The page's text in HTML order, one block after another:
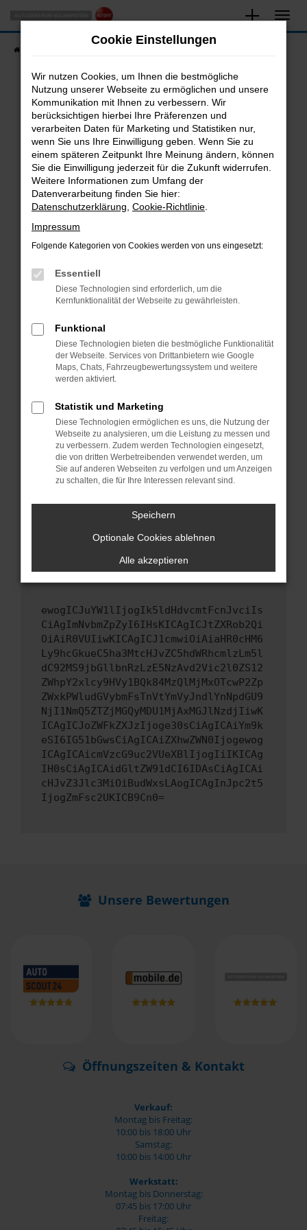
Zum
Hauptinhalt
springen
Fahrzeugsuche
Fehler: Network Error
Beim Laden ist ein Fehler aufgetreten.
Hier sind ein paar Tipps, die dir helfen können:
Überprüfe deine Firewall und deine
Internetverbindung.
Laden andere Webseiten, zum Beispiel deine
Suchmaschine?
Prüfe deine Browsererweiterungen.
können das Laden bestimmter Seiten
verhindern. Funktioniert die Seite in einem
anderen Browser oder in einem privaten
Starte dein Gerät neu.
Das kann manchmal helfen, vorübergehende
Probleme zu beheben.
Betriebssystem auf dem neuesten Stand
sind.
Veraltete Software birgt nicht nur ein
Sicherheitsrisiko, sondern kann auch dazu
führen, dass bestimmte Funktionen nicht mehr
unterstützt werden.
Wende dich an den Webseitenbetreiber.
Wenn du alle oben genannten Schritte versucht
hast, kontaktiere uns bitte. Wir werden
versuchen, das Problem zu beheben. Du kannst
uns diesen Text schicken, um uns bei der
ewogICJuYW1lIjogIk5ldHdvcmtFcnJvciIs
CiAgImNvbmZpZyI6IHsKICAgICJtZXRob2Qi
OiAiR0VUIiwKICAgICJ1cmwiOiAiaHR0cHM6
Ly9hcGkueC5ha3MtcHJvZC5hdWRhcmlzLm5l
dC92MS9jbGllbnRzLzE5NzAvd2Vic2l0ZS12
ZWhpY2xlcy9HVy1BQk84MzQlMjMxOTcwP2Zp
ZWxkPWludGVybmFsTnVtYmVyJndlYnNpdGU9
NjI1NmQ5ZTZjMGQyMDU1MjAxMGJlNzdjIiwK
ICAgICJoZWFkZXJzIjoge30sCiAgICAiYm9k
eSI6IG51bGwsCiAgICAiZXhwZWN0Ijogewog
ICAgICAicmVzcG9uc2VUeXBlIjogIiIKICAg
IH0sCiAgICAidGltZW91dCI6IDAsCiAgICAi
cHJvZ3Jlc3MiOiBudWxsLAogICAgInJpc2t5
IjogZmFsc2UKICB9Cn0=
Unsere Bewertungen
Öffnungszeiten & Kontakt
Verkauf:
Montag bis Freitag:
10:00 bis 18:00 Uhr
Samstag:
10:00 bis 14:00 Uhr
Werkstatt:
Montag bis Donnerstag:
07:45 bis 17:00 Uhr
Freitag:
Cookie Einstellungen
Wir nutzen Cookies, um Ihnen die bestmögliche
Nutzung unserer Webseite zu ermöglichen und unsere
Kommunikation mit Ihnen zu verbessern. Wir
berücksichtigen hierbei Ihre Präferenzen und
verarbeiten Daten für Marketing und Statistiken nur,
wenn Sie uns Ihre Einwilligung geben. Wenn Sie zu
einem späteren Zeitpunkt Ihre Meinung ändern, können
Sie die Einwilligung jederzeit für die Zukunft widerrufen.
Weitere Informationen zum Umfang der
Datenverarbeitung finden Sie hier:
Datenschutzerklärung Cookie-Richtlinie
Impressum
Folgende Kategorien von Cookies werden von uns eingesetzt:
Essentiell
Diese Technologien sind erforderlich, um die
Kernfunktionalität der Webseite zu gewährleisten.
Funktional
Diese Technologien bieten die bestmögliche Funktionalität
der Webseite. Services von Drittanbietern wie Google
Maps, Chats, Fahrzeugbewertungssystem und weitere
werden aktiviert.
Statistik und Marketing
Diese Technologien ermöglichen es uns, die Nutzung der
Webseite zu analysieren, um die Leistung zu messen und
zu verbessern. Zudem werden Technologien eingesetzt,
die von dritten Werbetreibenden verwendet werden, um
Sie auf anderen Webseiten zu verfolgen und um Anzeigen
zu schalten, die für Ihre Interessen relevant sind.
Speichern
Optionale Cookies ablehnen
Alle akzeptieren